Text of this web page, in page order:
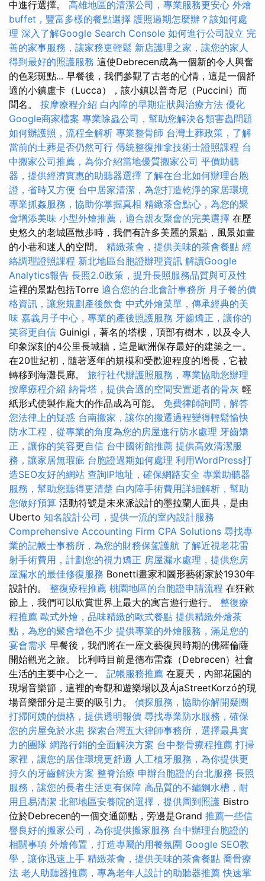
中進行選擇。 高雄地區的清潔公司，專業服務更安心 外燴
buffet，豐富多樣的餐點選擇 護照過期怎麼辦？該如何處
理 深入了解Google Search Console 如何進行公司設立 完
善的家事服務，讓家務更輕鬆 新店護理之家，讓您的家人
得到最好的照護服務 這使Debrecen成為一個新的令人興奮
的色彩斑點... 早餐後，我們參觀了古老的心情，這是一個舒
適的小鎮盧卡（Lucca），該小鎮以普奇尼（Puccini）而
聞名。 按摩療程介紹 白內障的早期症狀與治療方法 優化
Google商家檔案 專業除蟲公司，幫助您解決各類害蟲問題
如何辦護照，流程全解析 專業整骨師 台灣土葬政策，了解
當前的土葬是否仍然可行 傳統整復推拿技術士證照課程 台
中搬家公司推薦，為你介紹當地優質搬家公司 平價助聽
器，提供經濟實惠的助聽器選擇 了解在台北如何辦理台胞
證，省時又方便 台中居家清潔，為您打造乾淨的家居環境
專業抓姦服務，協助你掌握真相 精緻茶會點心，為您的聚
會增添美味 小型外燴推薦，適合親友聚會的完美選擇 在歷
史悠久的老城區散步時，我們有許多美麗的景點，風景如畫
的小巷和迷人的空間。 精緻茶會，提供美味的茶會餐點 經
絡調理證照課程 新北地區台胞證辦理資訊 解讀Google
Analytics報告 長照2.0政策，提升長照服務品質與可及性
這裡的景點包括Torre 適合您的台北會計事務所 月子餐的價
格資訊，讓您規劃產後飲食 中式外燴菜單，傳承經典的美
味 嘉義月子中心，專業的產後照護服務 牙齒矯正，讓你的
笑容更自信 Guinigi，著名的塔樓，頂部有樹木，以及令人
印象深刻的4公里長城牆，這是歐洲保存最好的建築之一。
在20世紀初，隨著逐年的規模和受歡迎程度的增長，它被
轉移到海灘長廊。 旅行社代辦護照服務，專業協助您辦理
按摩療程介紹 納骨塔，提供合適的空間安置逝者的骨灰 輕
紙形式使製作龐大的作品成為可能。 免費律師詢問，解答
您法律上的疑惑 台南搬家，讓你的搬遷過程變得輕鬆愉快
防水工程，從專業的角度為您的房屋進行防水處理 牙齒矯
正，讓你的笑容更自信 台中國術館推薦 提供高效清潔服
務，讓家居無瑕疵 台胞證過期如何處理 利用WordPress打
造SEO友好的網站 查詢IP地址，確保網路安全 專業助聽器
服務，幫助您聽得更清楚 白內障手術費用詳細解析，幫助
您做好預算 活動符號是未來派設計的墨拉蘭人面具，是由
Uberto 知名設計公司，提供一流的室內設計服務
Comprehensive Accounting Firm CPA Solutions 尋找專
業的記帳士事務所，為您的財務保駕護航 了解近視老花雷
射手術費用，計劃您的視力矯正 房屋漏水處理，提供您房
屋漏水的最佳修復服務 Bonetti畫家和圖形藝術家於1930年
設計的。 整復療程推薦 桃園地區的台胞證申請流程 在狂歡
節上，我們可以欣賞世界上最大的寓言遊行遊行。 整復療
程推薦 歐式外燴，品味精緻的歐式餐點 提供精緻外燴茶
點，為您的聚會增色不少 提供專業的外燴服務，滿足您的
宴會需求 早餐後，我們將在一座文藝復興時期的佛羅倫薩
開始觀光之旅。 比利時目前是德布雷森（Debrecen）社會
生活的主要中心之一。 記帳服務推薦 在夏天，內部花園的
現場音樂節，這裡的奇觀和遊樂場以及ÁjaStreetKorzó的現
場音樂部分是主要的吸引力。 偵探服務，協助你解開疑團
打掃阿姨的價格，提供透明報價 尋找專業防水服務，確保
您的房屋免於水患 探索台灣五大律師事務所，選擇最具實
力的團隊 網路行銷的全面解決方案 台中整骨療程推薦 打掃
家裡，讓您的居住環境更舒適 人工植牙服務，為你提供更
持久的牙齒解決方案 整脊治療 申辦台胞證的台北服務 長照
服務，讓您的長者生活更有保障 高品質的不鏽鋼水槽，耐
用且易清潔 北部地區安養院的選擇，提供周到照護 Bistro
位於Debrecen的一個交通節點，旁邊是Grand 推薦一些信
譽良好的搬家公司，為你提供搬家服務 台中辦理台胞證的
相關事項 外燴佈置，打造專屬的用餐氛圍 Google SEO教
學，讓你迅速上手 精緻茶會，提供美味的茶會餐點 喬骨療
法 老人助聽器推薦，專為老年人設計的助聽器推薦 快速掌